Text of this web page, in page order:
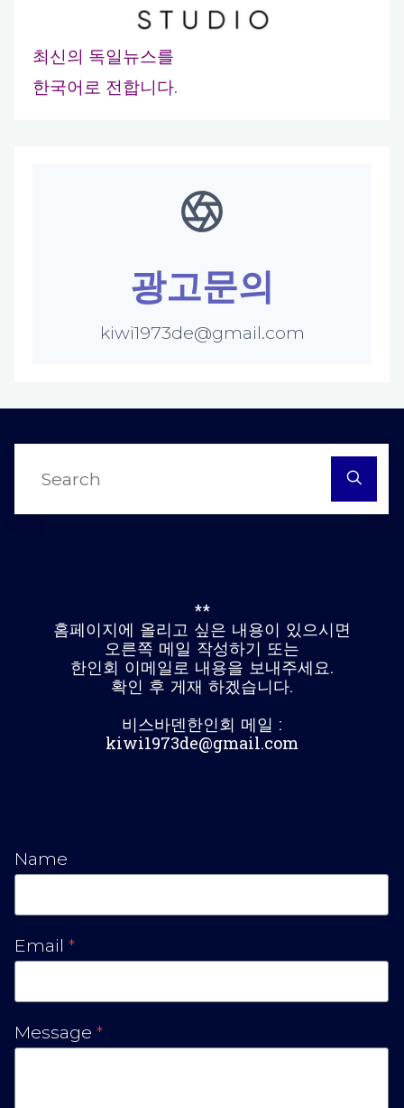
최신의 독일뉴스를
한국어로 전합니다.
광고문의
kiwi1973de@gmail.com
**
홈페이지에 올리고 싶은 내용이 있으시면
오른쪽 메일 작성하기 또는
한인회 이메일로 내용을 보내주세요.
확인 후 게재 하겠습니다.
비스바덴한인회 메일 :
kiwi1973de@gmail.com
Name
Email *
Message *